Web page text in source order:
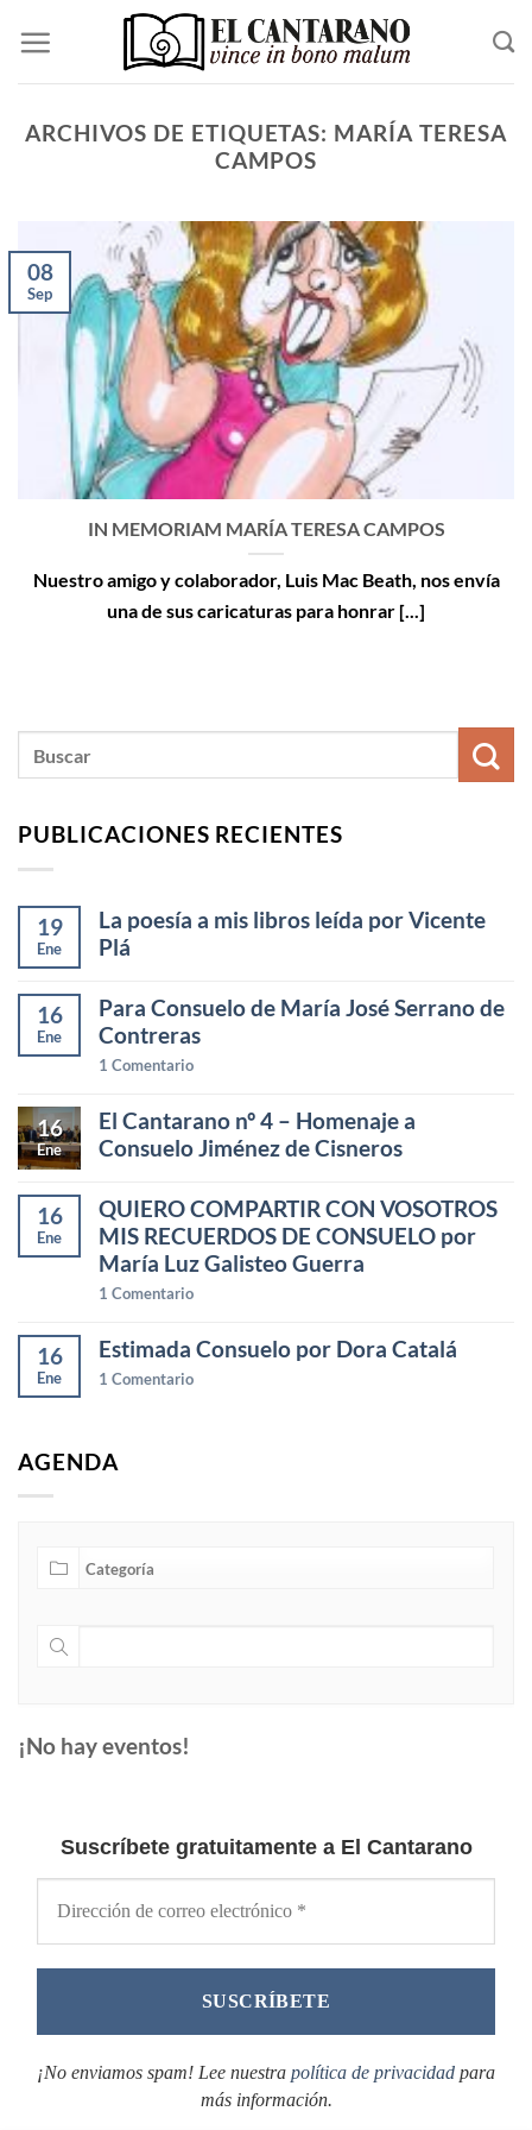
contenido
ARCHIVOS DE ETIQUETAS: MARÍA TERESA
CAMPOS
IN MEMORIAM MARÍA TERESA CAMPOS
Nuestro amigo y colaborador, Luis Mac Beath, nos envía
una de sus caricaturas para honrar [...]
08
Sep
PUBLICACIONES RECIENTES
19
Ene
La poesía a mis libros leída por Vicente
Plá
16
Ene
Para Consuelo de María José Serrano de
Contreras
1 Comentario
16
Ene
El Cantarano nº 4 – Homenaje a
Consuelo Jiménez de Cisneros
16
Ene
QUIERO COMPARTIR CON VOSOTROS
MIS RECUERDOS DE CONSUELO por
María Luz Galisteo Guerra
1 Comentario
16
Ene
Estimada Consuelo por Dora Catalá
1 Comentario
AGENDA
¡No hay eventos!
Suscríbete gratuitamente a El Cantarano
¡No enviamos spam! Lee nuestra política de privacidad para
más información.